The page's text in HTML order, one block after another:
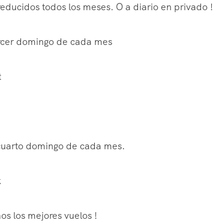
todos los meses. O a diario en privado !
domingo de cada mes
domingo de cada mes.
los mejores vuelos !